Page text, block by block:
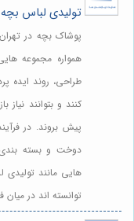
تولیدی لباس بچه
پوشاک بچه در
همواره مجموعه
طراحی، روند ایده
کنند و بتوانند نیاز
پیش بروند. در
دوخت و بسته
هایی مانند تولیدی
توانسته اند در